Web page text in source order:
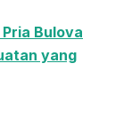
Bulova
yang